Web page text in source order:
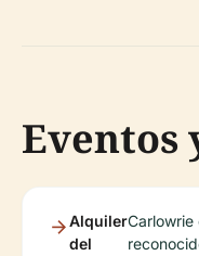
Eventos
Alquiler
del
Carlowrie